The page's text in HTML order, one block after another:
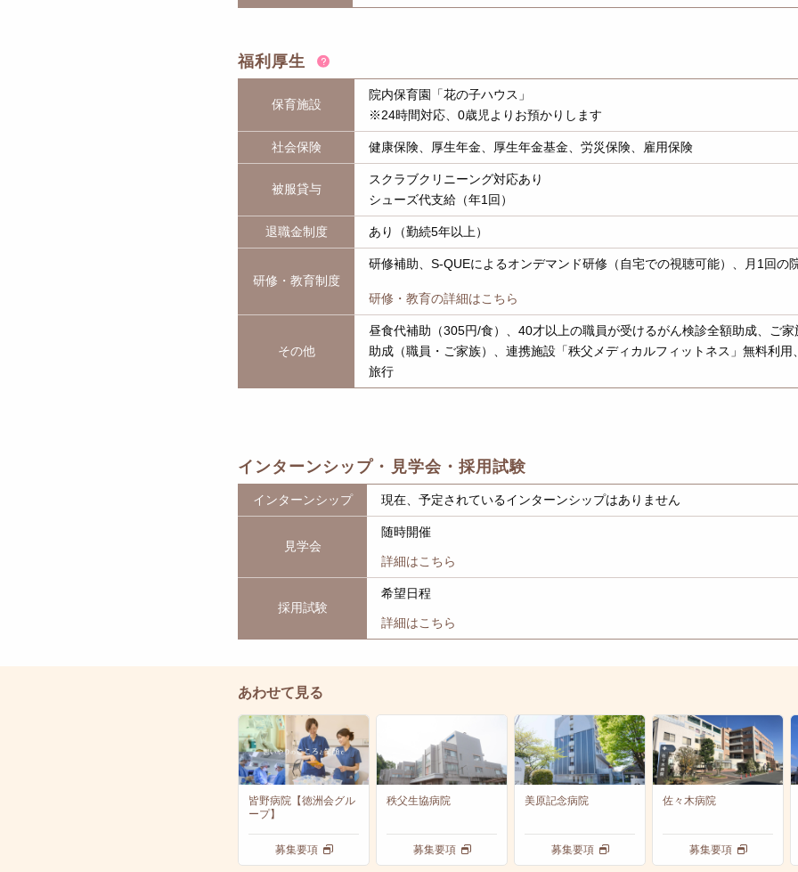
福利厚生
保育施設
院内保育園「花の子ハウス」
※24時間対応、0歳児よりお預かりします
社会保険 健康保険、厚生年金、厚生年金基金、労災保険、雇用保険
被服貸与
スクラブクリニーング対応あり
シューズ代支給（年1回）
退職金制度 あり（勤続5年以上）
研修・教育制度
研修補助、S-QUEによるオンデマンド研修（自宅での視聴可能）、月1回の
研修・教育の詳細はこちら
その他
昼食代補助（305円/食）、40才以上の職員が受けるがん検診全額助成、ご
助成（職員・ご家族）、連携施設「秩父メディカルフィットネス」無料利用
旅行
インターンシップ・見学会・採用試験
インターンシップ 現在、予定されているインターンシップはありません
見学会
随時開催
詳細はこちら
採用試験
希望日程
詳細はこちら
あわせて見る
皆野病院【徳洲会グル
ープ】
募集要項
秩父生協病院
募集要項
美原記念病院
募集要項
佐々木病院
募集要項